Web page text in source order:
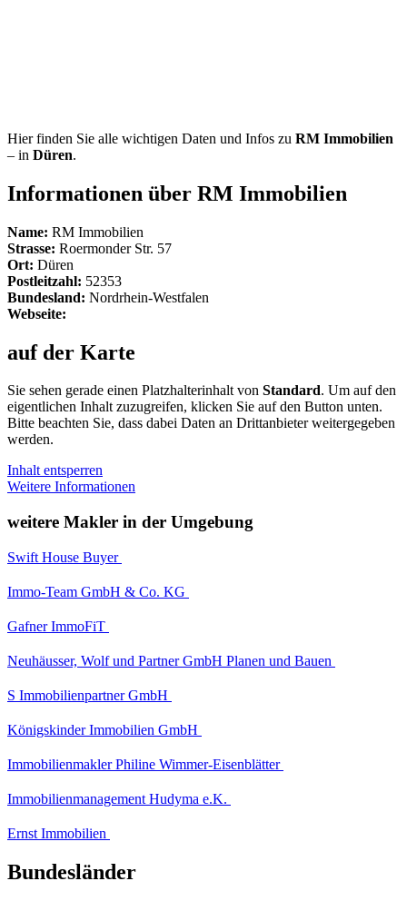
Hier finden Sie alle wichtigen Daten und Infos zu RM Immobilien
– in Düren.
Informationen über RM Immobilien
Name: RM Immobilien
Strasse: Roermonder Str. 57
Ort: Düren
Postleitzahl: 52353
Bundesland: Nordrhein-Westfalen
Webseite:
auf der Karte
Sie sehen gerade einen Platzhalterinhalt von Standard. Um auf den
eigentlichen Inhalt zuzugreifen, klicken Sie auf den Button unten.
Bitte beachten Sie, dass dabei Daten an Drittanbieter weitergegeben
werden.
Inhalt entsperren
Weitere Informationen
weitere Makler in der Umgebung
Swift House Buyer
Immo-Team GmbH & Co. KG
Gafner ImmoFiT
Neuhäusser, Wolf und Partner GmbH Planen und Bauen
S Immobilienpartner GmbH
Königskinder Immobilien GmbH
Immobilienmakler Philine Wimmer-Eisenblätter
Immobilienmanagement Hudyma e.K.
Ernst Immobilien
Bundesländer